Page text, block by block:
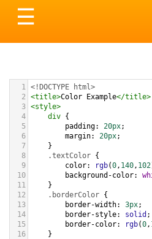
Toggle
navigation
☰
1 <!DOCTYPE html>
2
<title>Color Example</title>
3 <style>
4
div {
5
padding: 20px;
6
margin: 20px;
7
}
8
.textColor {
9
color: rgb(0, 140, 102
10
background-color:
11
}
12
.borderColor {
13
border-width: 3px;
14
border-style: solid ;
15
border-color: rgb(0,
16
}